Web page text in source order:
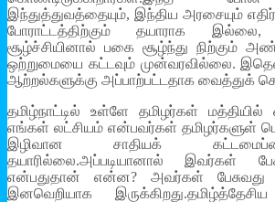
இந்துத்துவத்தையும், இந்திய அரசையும்
போராட்டத்திற்கும் தயாராக
சூழ்ச்சியினால் பகை சூழ்ந்து நிற்கும்
ஒற்றுமையை கட்டவும் முன்வரவில்லை.
ஆற்றல்களுக்கு அப்பாற்பட்டதாக வைத்துக்
தமிழ்நாட்டில் உள்ளே தமிழர்கள்
எங்கள் லட்சியம் என்பவர்கள் தமிழர்களுள்
இழிவான சாதியக்
தயாரில்லை.அப்படியானால் இவர்கள்
என்பதுதான் என்ன? அவர்கள் பேசுவது
இனவெறியாக